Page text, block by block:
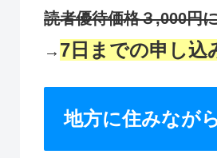
読者優待価格３,000円
→ 7日までの申し込
地方に住みなが